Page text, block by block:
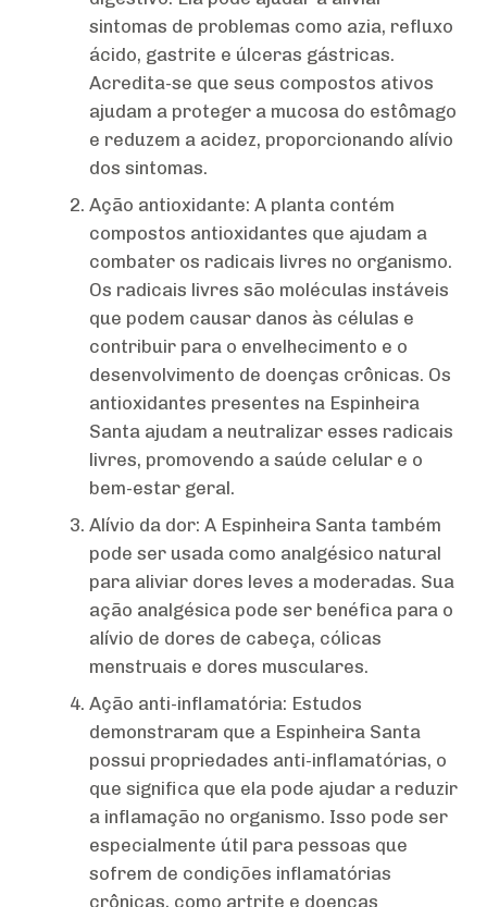
sintomas de problemas como azia, refluxo
ácido, gastrite e úlceras gástricas.
Acredita-se que seus compostos ativos
ajudam a proteger a mucosa do estômago
e reduzem a acidez, proporcionando alívio
dos sintomas.
Ação antioxidante: A planta contém
compostos antioxidantes que ajudam a
combater os radicais livres no organismo.
Os radicais livres são moléculas instáveis
que podem causar danos às células e
contribuir para o envelhecimento e o
desenvolvimento de doenças crônicas. Os
antioxidantes presentes na Espinheira
Santa ajudam a neutralizar esses radicais
livres, promovendo a saúde celular e o
bem-estar geral.
Alívio da dor: A Espinheira Santa também
pode ser usada como analgésico natural
para aliviar dores leves a moderadas. Sua
ação analgésica pode ser benéfica para o
alívio de dores de cabeça, cólicas
menstruais e dores musculares.
Ação anti-inflamatória: Estudos
demonstraram que a Espinheira Santa
possui propriedades anti-inflamatórias, o
que significa que ela pode ajudar a reduzir
a inflamação no organismo. Isso pode ser
especialmente útil para pessoas que
sofrem de condições inflamatórias
crônicas, como artrite e doenças